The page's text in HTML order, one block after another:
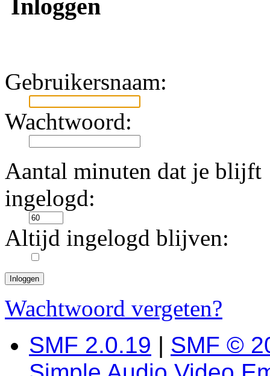
Inloggen
Gebruikersnaam:
Wachtwoord:
Aantal minuten dat je blijft
ingelogd:
Altijd ingelogd blijven:
Wachtwoord vergeten?
SMF 2.0.19 | SMF ©